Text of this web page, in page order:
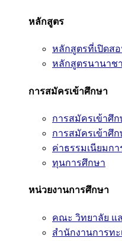
หลักสูตร
หลักสูตรที่เปิดส
หลักสูตรนานาช
การสมัครเข้าศึกษา
การสมัครเข้า
การสมัครเข้าศึ
ค่าธรรมเนียมก
ทุนการศึกษา
หน่วยงานการศึกษา
คณะ วิทยาลัย แ
สำนักงานการทะ